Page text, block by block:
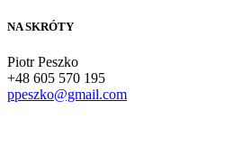
NA SKRÓTY
Piotr Peszko
+48 605 570 195
ppeszko@gmail.com